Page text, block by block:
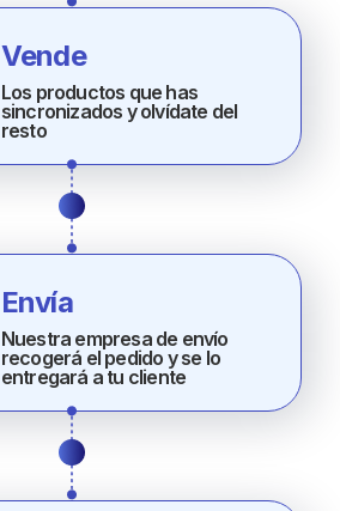
Vende
Los productos que has
sincronizados y olvídate del
resto
Envía
Nuestra empresa de envío
recogerá el pedido y se lo
entregará a tu cliente